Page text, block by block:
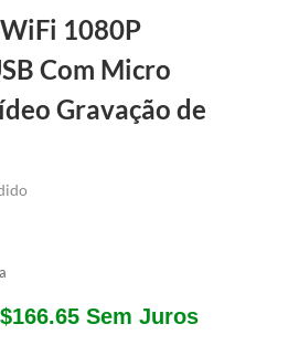
1080P
Com Micro
Gravação de
166.65 Sem Juros